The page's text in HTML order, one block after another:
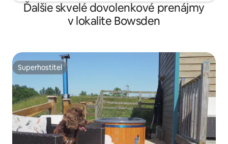
Ďalšie skvelé dovolenkové prenájmy
v lokalite Bowsden
Superhostiteľ
Superhostiteľ